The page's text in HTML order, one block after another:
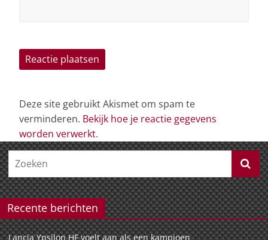
Deze site gebruikt Akismet om spam te
verminderen. Bekijk hoe je reactie gegevens
worden verwerkt.
Recente berichten
Lancia Ypsilon HF voelt aan als een kampioen